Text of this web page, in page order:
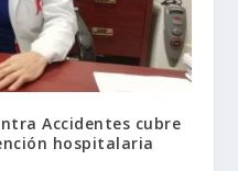
Accidentes cubre
hospitalaria